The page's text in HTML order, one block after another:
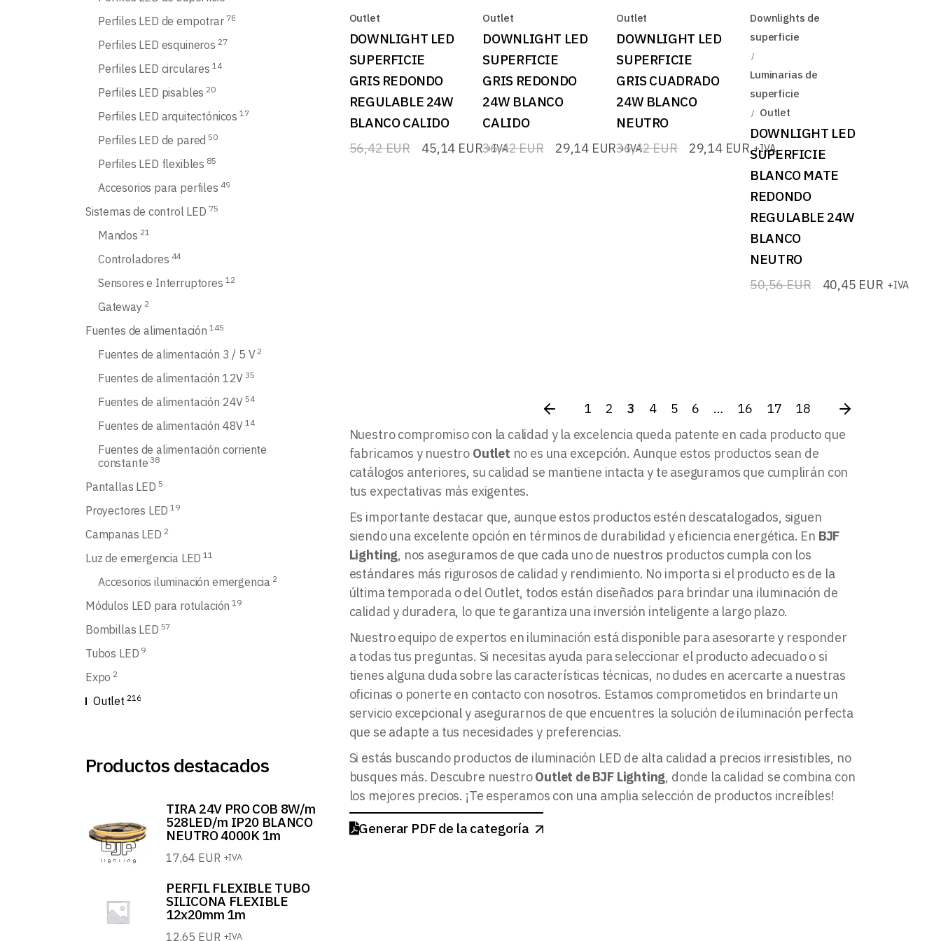
Outlet
DOWNLIGHT LED
SUPERFICIE
GRIS REDONDO
REGULABLE 24W
BLANCO CALIDO
56,42EUR
El 45,14 EUR
El +IVA
Outlet
DOWNLIGHT LED
SUPERFICIE
GRIS REDONDO
24W BLANCO
CALIDO
36,42EUR
El 29,14 EUR
El +IVA
Outlet
DOWNLIGHT LED
SUPERFICIE
GRIS CUADRADO
24W BLANCO
NEUTRO
36,42EUR
El 29,14 EUR
El +IVA
Downlights de
superficie
Luminarias de
superficie
Outlet
DOWNLIGHT LED
SUPERFICIE
BLANCO MATE
REDONDO
REGULABLE 24W
BLANCO
NEUTRO
50,56EUR
El 40,45 EUR
El +IVA
1 2 3 4 5 6 … 16 17
18
Nuestro compromiso con la calidad y la excelencia queda patente en cada producto que
fabricamos y nuestro Outlet no es una excepción. Aunque estos productos sean de
catálogos anteriores, su calidad se mantiene intacta y te aseguramos que cumplirán con
tus expectativas más exigentes.
Es importante destacar que, aunque estos productos estén descatalogados, siguen
siendo una excelente opción en términos de durabilidad y eficiencia energética. En BJF
Lighting, nos aseguramos de que cada uno de nuestros productos cumpla con los
estándares más rigurosos de calidad y rendimiento. No importa si el producto es de la
última temporada o del Outlet, todos están diseñados para brindar una iluminación de
calidad y duradera, lo que te garantiza una inversión inteligente a largo plazo.
Nuestro equipo de expertos en iluminación está disponible para asesorarte y responder
a todas tus preguntas. Si necesitas ayuda para seleccionar el producto adecuado o si
tienes alguna duda sobre las características técnicas, no dudes en acercarte a nuestras
oficinas o ponerte en contacto con nosotros. Estamos comprometidos en brindarte un
servicio excepcional y asegurarnos de que encuentres la solución de iluminación perfecta
que se adapte a tus necesidades y preferencias.
Si estás buscando productos de iluminación LED de alta calidad a precios irresistibles, no
busques más. Descubre nuestroOutlet de BJF Lighting, donde la calidad se combina con
los mejores precios. ¡Te esperamos con una amplia selección de productos increíbles!
Generar PDF de la categoría
Perfiles LED de empotrar 78
Perfiles LED esquineros 27
Perfiles LED circulares 14
Perfiles LED pisables 20
Perfiles LED arquitectónicos 17
Perfiles LED de pared 50
Perfiles LED flexibles 85
Accesorios para perfiles 49
Sistemas de control LED 75
Mandos 21
Controladores 44
Sensores e Interruptores 12
Gateway 2
Fuentes de alimentación 145
Fuentes de alimentación 3 / 5 V 2
Fuentes de alimentación 12V 35
Fuentes de alimentación 24V 54
Fuentes de alimentación 48V 14
Fuentes de alimentación corriente
constante 38
Pantallas LED 5
Proyectores LED 19
Campanas LED 2
Luz de emergencia LED 11
Accesorios iluminación emergencia 2
Módulos LED para rotulación 19
Bombillas LED 57
Tubos LED 9
Expo 2
Outlet 216
Productos destacados
TIRA 24V PRO COB 8W/m
528LED/m IP20 BLANCO
NEUTRO 4000K 1m
17,64 EUR +IVA
PERFIL FLEXIBLE TUBO
SILICONA FLEXIBLE
12x20mm 1m
12,65 EUR +IVA